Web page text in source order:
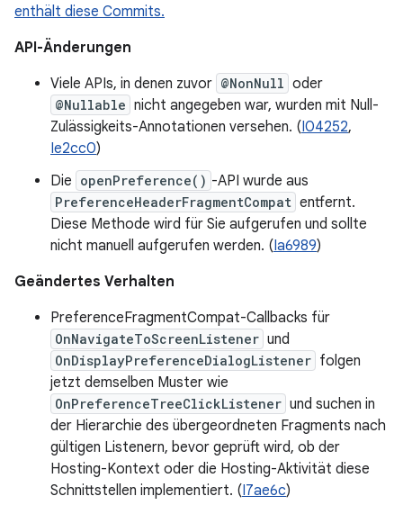
enthält diese Commits.
API-Änderungen
Viele APIs, in denen zuvor @NonNull oder
@Nullable nicht angegeben war, wurden mit Null-
Zulässigkeits-Annotationen versehen. (I04252,
Ie2cc0)
Die openPreference() -API wurde aus
PreferenceHeaderFragmentCompat entfernt.
Diese Methode wird für Sie aufgerufen und sollte
nicht manuell aufgerufen werden. (Ia6989)
Geändertes Verhalten
PreferenceFragmentCompat-Callbacks für
OnNavigateToScreenListener und
OnDisplayPreferenceDialogListener folgen
jetzt demselben Muster wie
OnPreferenceTreeClickListener und suchen in
der Hierarchie des übergeordneten Fragments nach
gültigen Listenern, bevor geprüft wird, ob der
Hosting-Kontext oder die Hosting-Aktivität diese
Schnittstellen implementiert. (I7ae6c)